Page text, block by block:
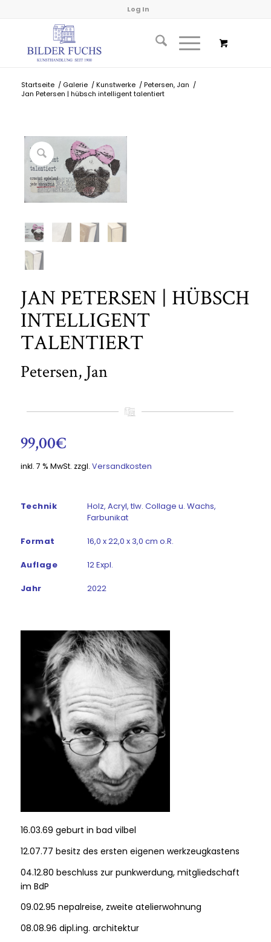
Log In
Startseite / Galerie / Kunstwerke / Petersen, Jan /
Jan Petersen | hübsch intelligent talentiert
JAN PETERSEN | HÜBSCH
INTELLIGENT
TALENTIERT
Petersen, Jan
99,00€
inkl. 7 % MwSt. zzgl. Versandkosten
Technik
Holz, Acryl, tlw. Collage u. Wachs,
Farbunikat
Format 16,0 x 22,0 x 3,0 cm o.R.
Auflage 12 Expl.
Jahr 2022
16.03.69 geburt in bad vilbel
12.07.77 besitz des ersten eigenen werkzeugkastens
04.12.80 beschluss zur punkwerdung, mitgliedschaft
im BdP
09.02.95 nepalreise, zweite atelierwohnung
08.08.96 dipl.ing. architektur